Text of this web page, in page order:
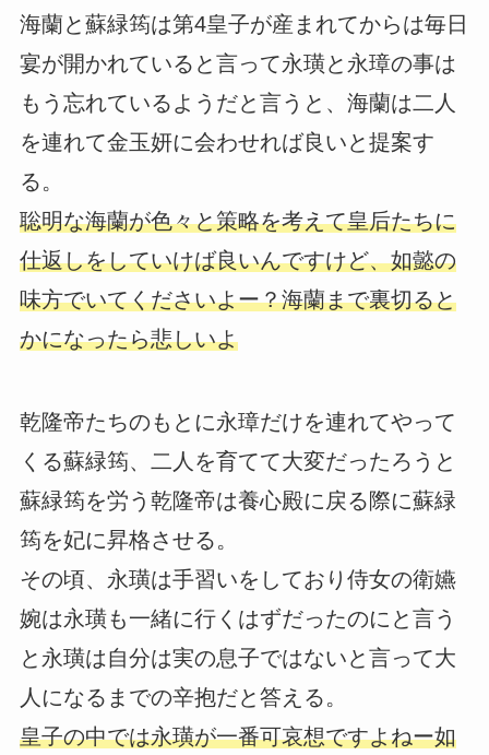
海蘭と蘇緑筠は第4皇子が産まれてからは毎日
宴が開かれていると言って永璜と永璋の事は
もう忘れているようだと言うと、海蘭は二人
を連れて金玉妍に会わせれば良いと提案す
る。
聡明な海蘭が色々と策略を考えて皇后たちに
仕返しをしていけば良いんですけど、如懿の
味方でいてくださいよー？海蘭まで裏切ると
かになったら悲しいよ
乾隆帝たちのもとに永璋だけを連れてやって
くる蘇緑筠、二人を育てて大変だったろうと
蘇緑筠を労う乾隆帝は養心殿に戻る際に蘇緑
筠を妃に昇格させる。
その頃、永璜は手習いをしており侍女の衛嬿
婉は永璜も一緒に行くはずだったのにと言う
と永璜は自分は実の息子ではないと言って大
人になるまでの辛抱だと答える。
皇子の中では永璜が一番可哀想ですよねー如